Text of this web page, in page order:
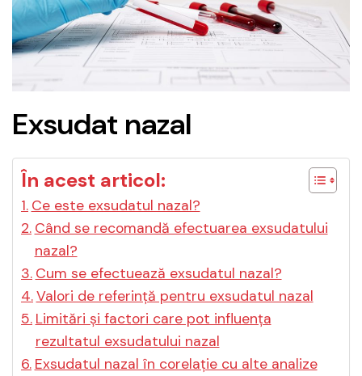
Exsudat nazal
În acest articol:
Ce este exsudatul nazal?
Când se recomandă efectuarea exsudatului
nazal?
Cum se efectuează exsudatul nazal?
Valori de referință pentru exsudatul nazal
Limitări și factori care pot influența
rezultatul exsudatului nazal
Exsudatul nazal în corelație cu alte analize